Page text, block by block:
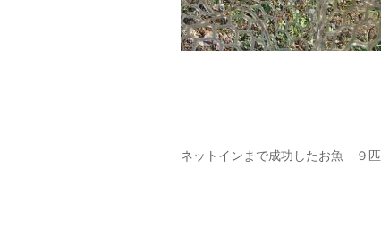
ネットインまで成功したお魚 ９匹